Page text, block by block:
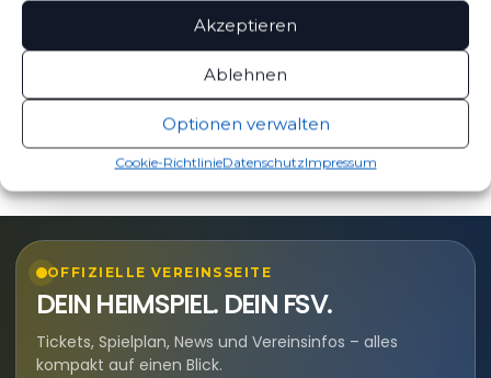
Akzeptieren
Ablehnen
Optionen verwalten
Cookie-RichtlinieDatenschutzImpressum
OFFIZIELLE VEREINSSEITE
DEIN HEIMSPIEL. DEIN FSV.
Tickets, Spielplan, News und Vereinsinfos – alles
kompakt auf einen Blick.